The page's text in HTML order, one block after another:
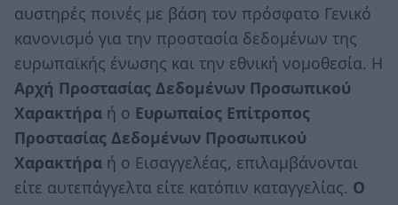
αυστηρές ποινές με βάση τον πρόσφατο Γενικό
κανονισμό για την προστασία δεδομένων της
ευρωπαϊκής ένωσης και την εθνική νομοθεσία. Η
Αρχή Προστασίας Δεδομένων Προσωπικού
Χαρακτήρα ή ο Ευρωπαίος Επίτροπος
Προστασίας Δεδομένων Προσωπικού
Χαρακτήρα ή ο Εισαγγελέας, επιλαμβάνονται
είτε αυτεπάγγελτα είτε κατόπιν καταγγελίας. O